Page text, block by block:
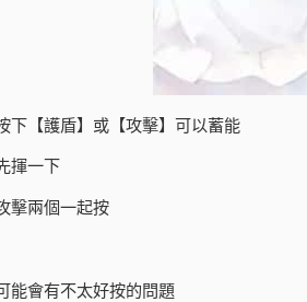
下【護盾】或【攻擊】可以蓄能
揮一下
擊兩個一起按
能會有不太好按的問題